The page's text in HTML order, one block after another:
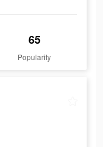
65
Popularity